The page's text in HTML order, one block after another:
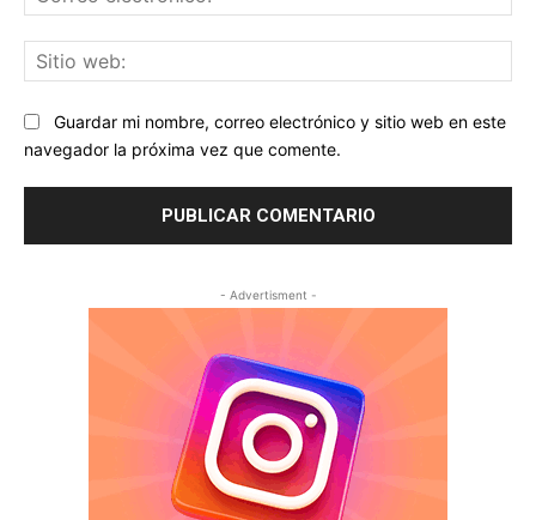
Guardar mi nombre, correo electrónico y sitio web en este
navegador la próxima vez que comente.
- Advertisment -